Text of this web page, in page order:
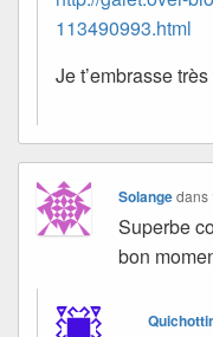
113490993.html
Je t’embrasse très
Solangedans
Superbe
bon